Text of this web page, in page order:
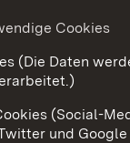
Kontakt
Cookies
(Die Daten
(Social-
und